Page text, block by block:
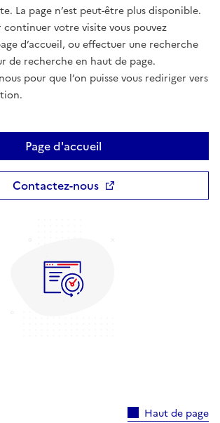
La page n’est peut-être plus disponible.
continuer votre visite vous pouvez
d’accueil, ou effectuer une recherche
de recherche en haut de page.
pour que l’on puisse vous rediriger vers
Page d'accueil
Contactez-nous
Haut de page